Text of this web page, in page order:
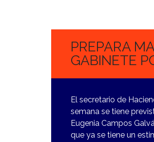
PREPARA
GABINETE
El secretario de
semana se tiene
Eugenia Campos
que ya se tiene un